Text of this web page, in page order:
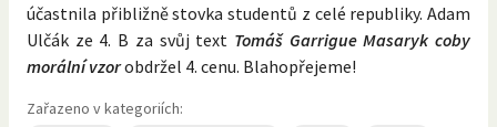
účastnila přibližně stovka studentů z celé republiky. Adam
Ulčák ze 4. B za svůj text Tomáš Garrigue Masaryk coby
morální vzorobdržel 4. cenu. Blahopřejeme!
Zařazeno v kategoriích: